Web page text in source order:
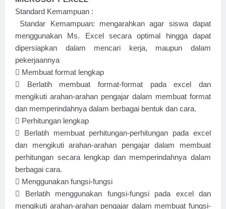
Standard Kemampuan :
Standar Kemampuan: mengarahkan agar siswa dapat
menggunakan Ms. Excel secara optimal hingga dapat
dipersiapkan dalam mencari kerja, maupun dalam
pekerjaannya
 Membuat format lengkap

Berlatih membuat format-format pada excel dan
mengikuti arahan-arahan pengajar dalam membuat format
dan memperindahnya dalam berbagai bentuk dan cara.
 Perhitungan lengkap

Berlatih membuat perhitungan-perhitungan pada excel
dan mengikuti arahan-arahan pengajar dalam membuat
perhitungan secara lengkap dan memperindahnya dalam
berbagai cara.
 Menggunakan fungsi-fungsi

Berlatih menggunakan fungsi-fungsi pada excel dan
mengikuti arahan-arahan pengajar dalam membuat fungsi-